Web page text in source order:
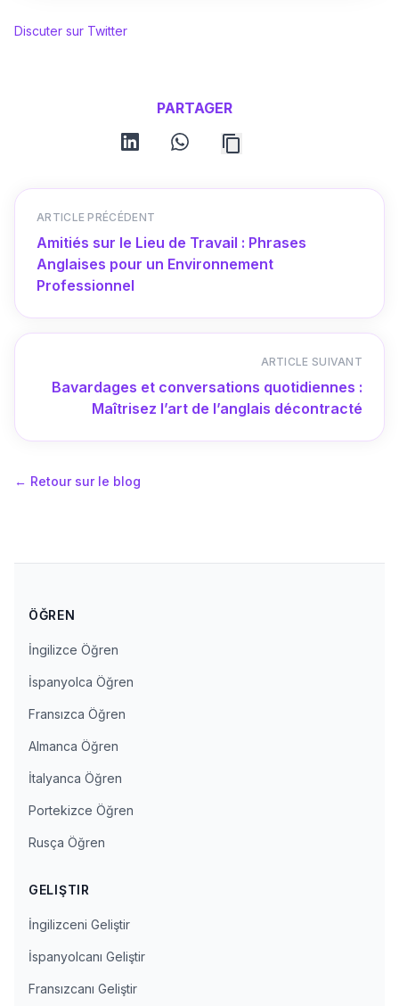
Discuter sur Twitter
PARTAGER
linkedin whatsapp
ARTICLE PRÉCÉDENT
Amitiés sur le Lieu de Travail : Phrases
Anglaises pour un Environnement
Professionnel
ARTICLE SUIVANT
Bavardages et conversations quotidiennes :
Maîtrisez l’art de l’anglais décontracté
← Retour sur le blog
ÖĞREN
İngilizce Öğren
İspanyolca Öğren
Fransızca Öğren
Almanca Öğren
İtalyanca Öğren
Portekizce Öğren
Rusça Öğren
GELIŞTIR
İngilizceni Geliştir
İspanyolcanı Geliştir
Fransızcanı Geliştir